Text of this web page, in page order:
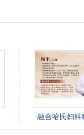
融合哈氏妇科